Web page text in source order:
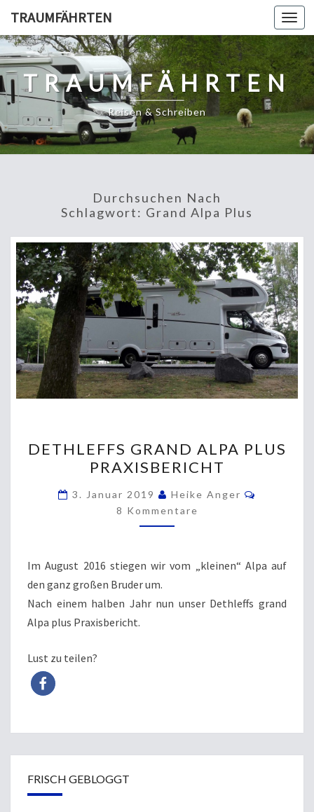
TRAUMFÄHRTEN
TRAUMFÄHRTEN
Reisen & Schreiben
Durchsuchen Nach
Schlagwort: Grand Alpa Plus
GRAND
ALPA
PLUS
PRAXISBERICHT
DETHLEFFS GRAND ALPA PLUS
PRAXISBERICHT
3. Januar 2019 Heike Anger
8 Kommentare
Im August 2016 stiegen wir vom „kleinen“ Alpa auf
den ganz großen Bruder um.
Nach einem halben Jahr nun unser Dethleffs grand
Alpa plus Praxisbericht.
Lust zu teilen?
FRISCH GEBLOGGT